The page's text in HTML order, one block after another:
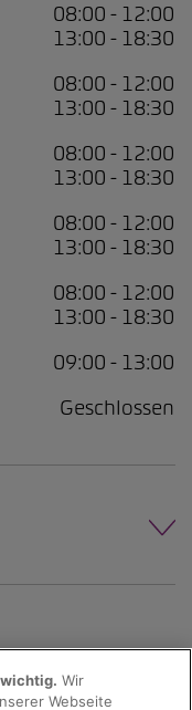
08:00 - 12:00
13:00 - 18:30
08:00 - 12:00
13:00 - 18:30
08:00 - 12:00
13:00 - 18:30
08:00 - 12:00
13:00 - 18:30
08:00 - 12:00
13:00 - 18:30
09:00 - 13:00
Geschlossen
Wir
Webseite